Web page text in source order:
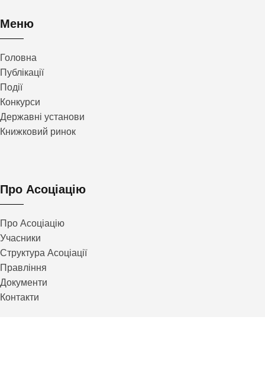
Меню
Головна
Публікації
Події
Конкурси
Державні установи
Книжковий ринок
Про Асоціацію
Про Асоціацію
Учасники
Структура Асоціації
Правління
Документи
Контакти